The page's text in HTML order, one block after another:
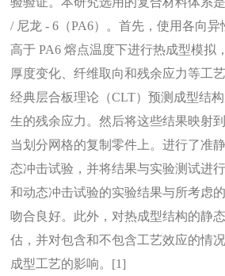
/ 尼龙 - 6（PA6）。首先，使用各向
高于 PA6 熔点温度下进行热成型模拟
厚度变化、纤维取向和残余应力等工
经典层合板理论（CLT）预测成型结
生的残余应力。然后将这些结果映射
当划分网格的复制零件上。进行了准
态冲击试验，并将结果与实验测试进
和动态冲击试验的实验结果与所考虑
吻合良好。此外，对热成型结构的静
估，并对包含和不包含工艺效应的情
成型工艺的影响。[1]